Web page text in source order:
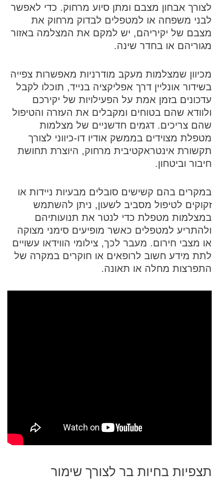
לצורך אבחון מצבם ומתן סיוע מרחוק. כדי לאפשר
לבני משפחה או למטפלים לבדוק מרחוק את
מצבם של יקיריהם, יש למקם את המצלמה באזור
מגוריהם או בחדר שינה.
מכיוון שמצלמות מעקב מודרניות מאפשרות צפייה
בשידור אונליין דרך אפליקציה בנייד, תוכלו לקבל
עדכונים בזמן אמת על הפעילויות של יקירכם
ולוודא שהם בטוחים ומקבלים את העזרה והטיפול
שהם צריכים. דגמים חדשניים של מצלמות
מטפלת מצוידים בממשק אודיו דו-כיווני לצורך
תקשורת אינטראקטיבית מרחוק, היוצרת תחושת
חיבור וביטחון.
במקרים בהם קשישים סובלים מבעיות ניידות או
זקוקים לטיפול מסביב לשעון, ניתן להשתמש
במצלמות מטפלת כדי לנטר את תנועותיהם
ולהתריע למטפלים כאשר מופיעים סימני מצוקה
או מצבי חירום. מעבר לכך, צילומי הווידאו עשויים
לתת מידע חשוב לרופאים או חוקרים במקרה של
התפרצות מחלה או תאונה.
תצפיות בחיות בר לצורך שימור